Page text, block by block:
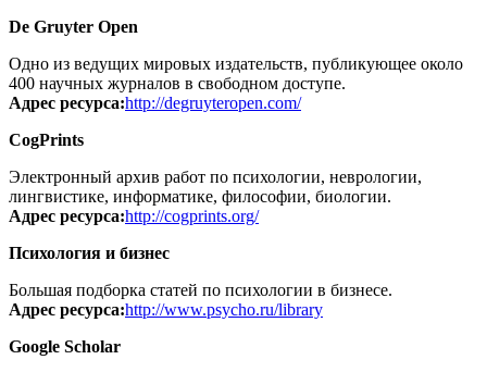
De Gruyter Open
Одно из ведущих мировых издательств, публикующее около
400 научных журналов в свободном доступе.
Адрес ресурса:http://degruyteropen.com/
CogPrints
Электронный архив работ по психологии, неврологии,
лингвистике, информатике, философии, биологии.
Адрес ресурса:http://cogprints.org/
Психология и бизнес
Большая подборка статей по психологии в бизнесе.
Адрес ресурса:http://www.psycho.ru/library
Google Scholar